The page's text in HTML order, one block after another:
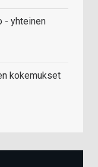
- yhteinen
kokemukset